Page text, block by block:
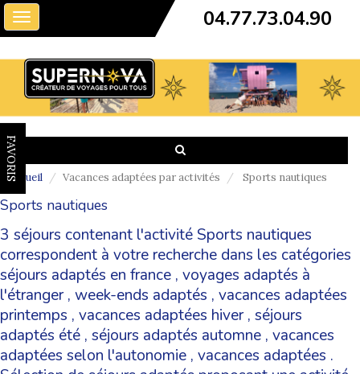
Toggle
navigation
04.77.73.04.90
FAVORIS
Accueil Vacances adaptées par activités Sports nautiques
Sports nautiques
3 séjours contenant l'activité Sports nautiques
correspondent à votre recherche dans les catégories
séjours adaptés en france , voyages adaptés à
l'étranger, week-ends adaptés , vacances adaptées
printemps , vacances adaptées hiver, séjours
adaptés été , séjours adaptés automne , vacances
adaptées selon l'autonomie , vacances adaptées .